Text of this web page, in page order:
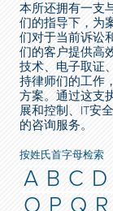
本所还拥有一支
们的指导下，为
们对于当前诉讼
们的客户提供高
技术、电子取证
持律师们的工作
方案。通过这支
展和控制、IT安
的咨询服务。
按姓氏首字母检索
A B C D
O P Q R